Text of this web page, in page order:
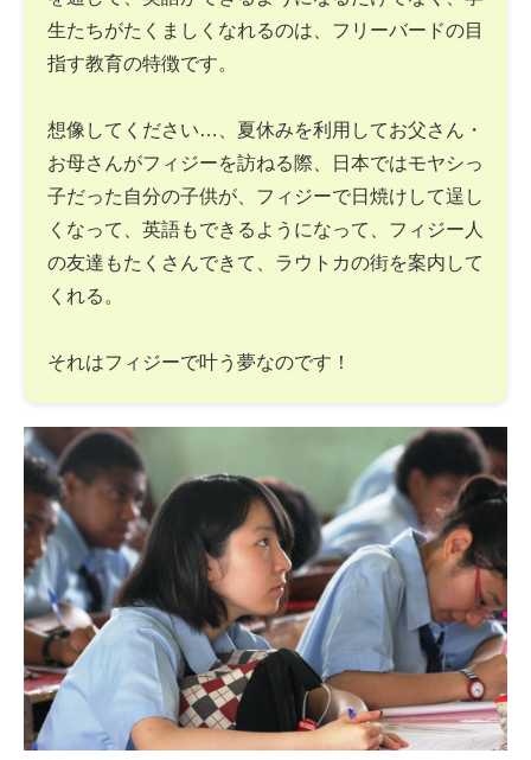
生たちがたくましくなれるのは、フリーバードの目
指す教育の特徴です。
想像してください…、夏休みを利用してお父さん・
お母さんがフィジーを訪ねる際、日本ではモヤシっ
子だった自分の子供が、フィジーで日焼けして逞し
くなって、英語もできるようになって、フィジー人
の友達もたくさんできて、ラウトカの街を案内して
くれる。
それはフィジーで叶う夢なのです！